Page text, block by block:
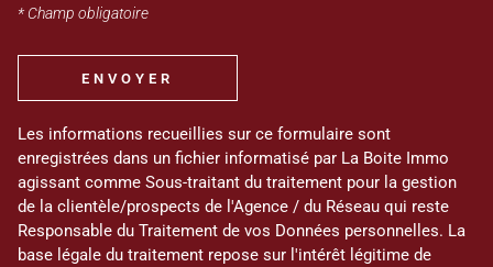
* Champ obligatoire
ENVOYER
Les informations recueillies sur ce formulaire sont
enregistrées dans un fichier informatisé par La Boite Immo
agissant comme Sous-traitant du traitement pour la gestion
de la clientèle/prospects de l'Agence / du Réseau qui reste
Responsable du Traitement de vos Données personnelles. La
base légale du traitement repose sur l'intérêt légitime de